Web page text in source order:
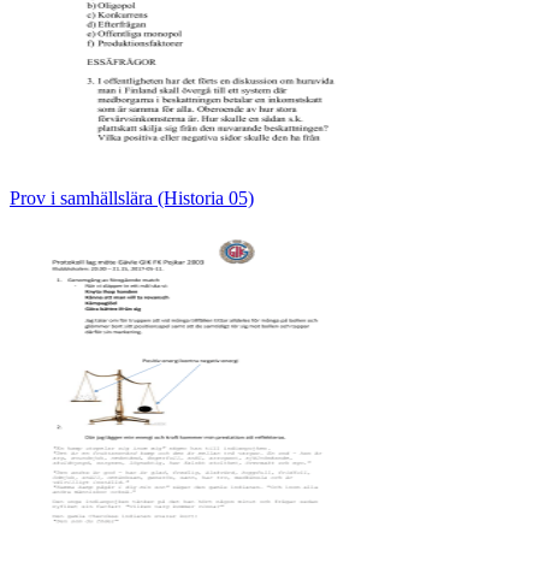
Prov i samhällslära (Historia 05)